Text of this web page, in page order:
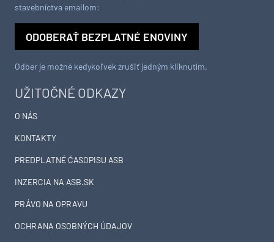
UŽITOČNÉ ODKAZY
O NÁS
KONTAKTY
PREDPLATNÉ ČASOPISU ASB
INZERCIA NA ASB.SK
PRÁVO NA OPRAVU
OCHRANA OSOBNÝCH ÚDAJOV
stavebníctva emailom:
ODOBERAŤ BEZPLATNÉ ENOVINY
Odber je možné kedykoľvek zrušiť jedným kliknutím.